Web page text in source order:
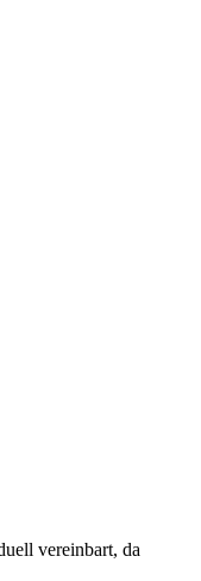
vereinbart, da